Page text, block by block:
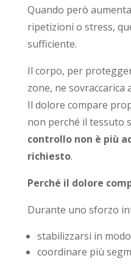
Quando però
ripetizioni o stress,
sufficiente.
Il corpo, per
zone, ne sovraccarica
Il dolore compare
non perché il tessuto
controllo non è più
richiesto.
Perché il dolore
Durante uno sforzo
stabilizzarsi in
coordinare più